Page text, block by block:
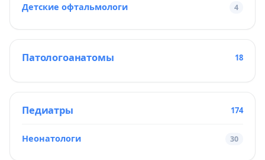
Детские офтальмологи 4
Патологоанатомы 18
Педиатры 174
Неонатологи 30